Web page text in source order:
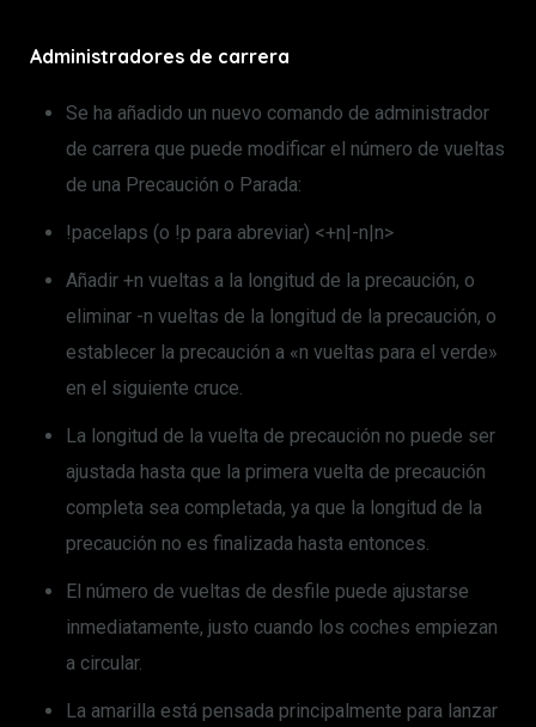
Administradores de carrera
Se ha añadido un nuevo comando de administrador
de carrera que puede modificar el número de vueltas
de una Precaución o Parada:
!pacelaps (o !p para abreviar) <+n|-n|n>
Añadir +n vueltas a la longitud de la precaución, o
eliminar -n vueltas de la longitud de la precaución, o
establecer la precaución a «n vueltas para el verde»
en el siguiente cruce.
La longitud de la vuelta de precaución no puede ser
ajustada hasta que la primera vuelta de precaución
completa sea completada, ya que la longitud de la
precaución no es finalizada hasta entonces.
El número de vueltas de desfile puede ajustarse
inmediatamente, justo cuando los coches empiezan
a circular.
La amarilla está pensada principalmente para lanzar